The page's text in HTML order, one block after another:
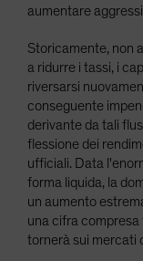
aumentare
Storicamente, non
a ridurre i tassi, i
riversarsi
conseguente
derivante da tali
flessione dei
ufficiali. Data
forma liquida, la
un aumento
una cifra
tornerà sui mercati